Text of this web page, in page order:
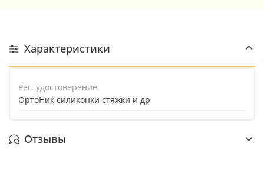
Характеристики
Рег. удостоверение
ОртоНик силиконки стяжки и др
Отзывы